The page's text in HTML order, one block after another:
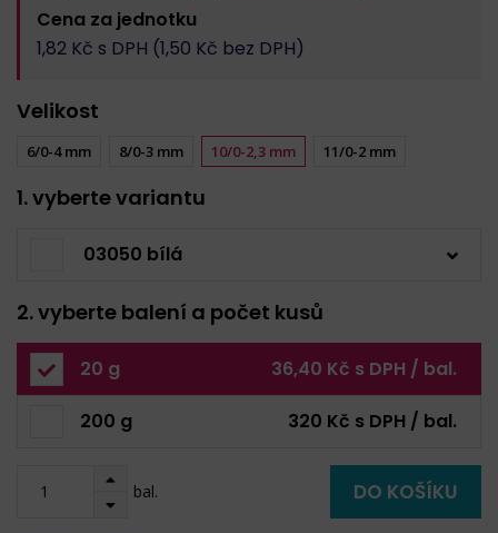
Cena za jednotku
1,82 Kč s DPH (1,50 Kč bez DPH)
Velikost
6/0-4 mm 8/0-3 mm 10/0-2,3 mm 11/0-2 mm
1. vyberte variantu
03050 bílá
2. vyberte balení a počet kusů
20 g 36,40 Kč s DPH / bal.
200 g 320 Kč s DPH / bal.
bal. DO KOŠÍKU